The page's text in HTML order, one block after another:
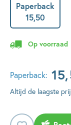
Paperback
15,50
Op voorraad
Paperback: 15,
Altijd de laagste